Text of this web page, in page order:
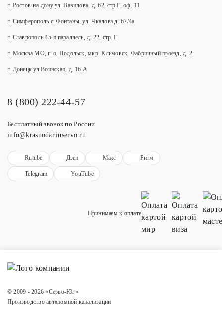
© 2009 - 2026 «Серво-Юг»
Производство автономной канализации
г. Ростов-на-дону ул. Вавилова, д. 62, стр Г, оф. 11
г. Симферополь с. Фонтаны, ул. Чкалова д. 67/4а
г. Ставрополь 45-я параллель, д. 22, стр. Г
г. Москва МО, г. о. Подольск, мкр. Климовск, Фабричный проезд, д. 2
г. Донецк ул Воинская, д. 16.А
8 (800) 222-44-57
Бесплатный звонок по России
info@krasnodar.inservo.ru
Rutube Дзен Макс Ритм
Telegram YouTube
Принимаем к оплате